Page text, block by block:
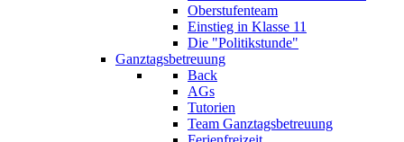
Oberstufenteam
Einstieg in Klasse 11
Die "Politikstunde"
Ganztagsbetreuung
Back
AGs
Tutorien
Team Ganztagsbetreuung